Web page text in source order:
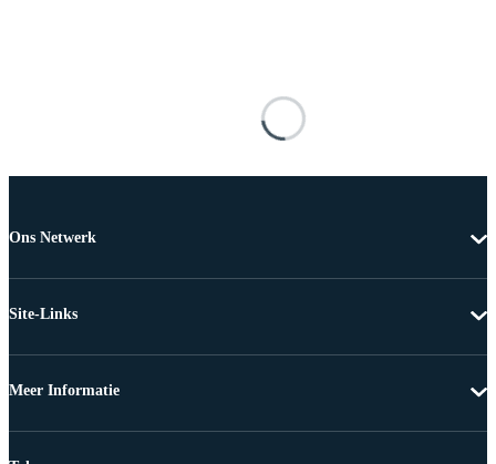
Ons Netwerk
Site-Links
Meer Informatie